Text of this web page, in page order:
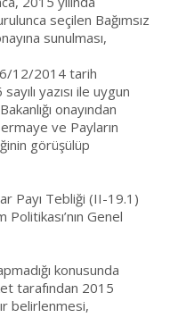
seçilen Bağımsız
sunulması,
12/2014 tarih
yazısı ile uygun
onayından
ve Payların
görüşülüp
Payı Tebliği (II-19.1)
Genel
konusunda
tarafından 2015
belirlenmesi,